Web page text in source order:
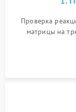
Проверка
матрицы на
подсветки и
источников